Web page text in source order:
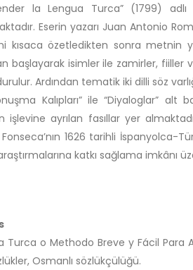
la Lengua Turca” (1799)
Eserin yazarı Juan Antonio
kısaca özetledikten sonra metnin
başlayarak isimler ile zamirler, fiiller
Ardından tematik iki dilli söz
Kalıpları” ile “Diyaloglar”
işlevine ayrılan fasıllar yer
1626 tarihli
katkı sağlama imkânı
Turca o Methodo Breve y Fácil Para
Osmanlı sözlükçülüğü.